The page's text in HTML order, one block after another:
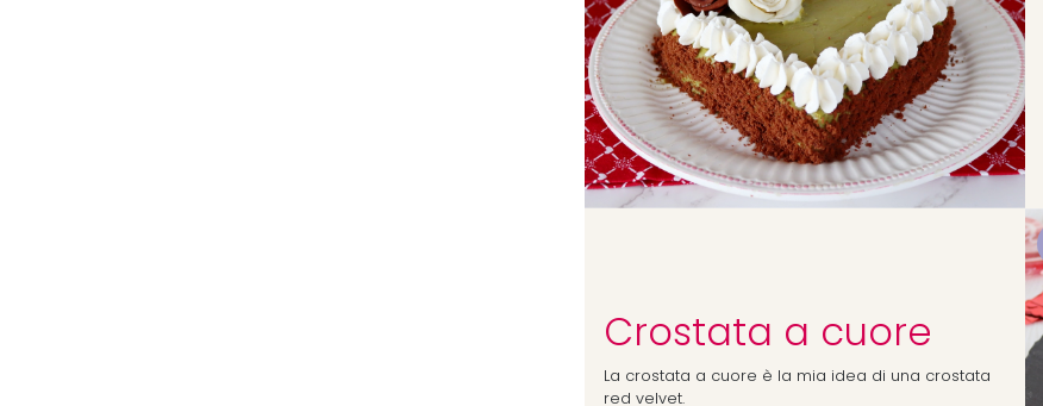
Crostata a cuore
La crostata a cuore è la mia idea di una crostata
red velvet.